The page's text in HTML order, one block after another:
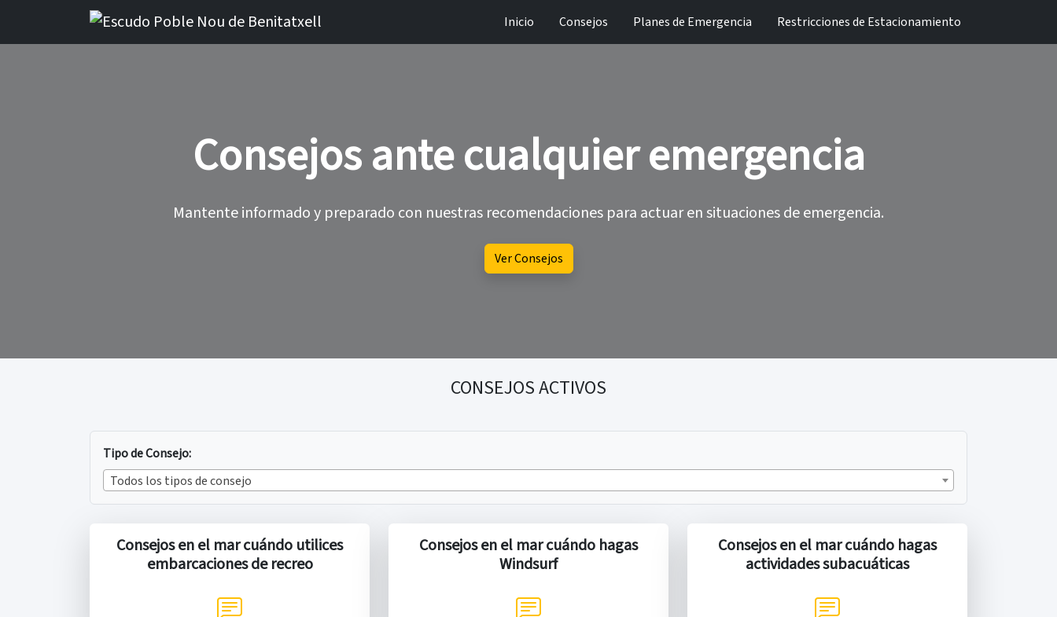
Inicio Consejos Planes de Emergencia Restricciones de Estacionamiento
Consejos ante cualquier emergencia
Mantente informado y preparado con nuestras recomendaciones para actuar en situaciones de emergencia.
Ver Consejos
CONSEJOS ACTIVOS
Tipo de Consejo:
Todos los tipos de consejo
Consejos en el mar cuándo utilices
embarcaciones de recreo
Consejos en el mar cuándo hagas
Windsurf
Consejos en el mar cuándo hagas
actividades subacuáticas